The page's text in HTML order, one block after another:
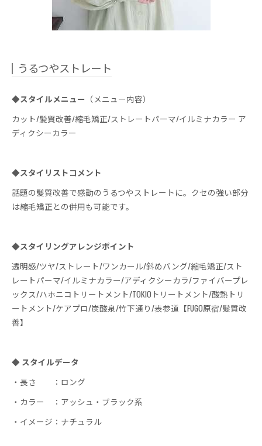
うるつやストレート
◆スタイルメニュー （メニュー内容）
カット/髪質改善/縮毛矯正/ストレートパーマ/イルミナカラー ア
ディクシーカラー
◆スタイリストコメント
話題の髪質改善で感動のうるつやストレートに。クセの強い部分
は縮毛矯正との併用も可能です。
◆スタイリングアレンジポイント
透明感/ツヤ/ストレート/ワンカール/斜めバング/縮毛矯正/スト
レートパーマ/イルミナカラー/アディクシーカラ/ファイバープレ
ックス/ハホニコトリートメント/TOKIOトリートメント/酸熱トリ
ートメント/ケアプロ/炭酸泉/竹下通り/表参道【FUGO原宿/髪質改
善】
◆ スタイルデータ
・長さ ：ロング
・カラー ：アッシュ・ブラック系
・イメージ：ナチュラル